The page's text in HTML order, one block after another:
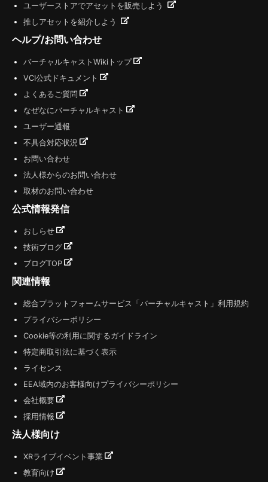
ユーザーストアでアセットを販売しよう
推しアセットを紹介しよう
ヘルプ/お問い合わせ
バーチャルキャストWikiトップ
VCI公式ドキュメント
よくあるご質問
なぜなにバーチャルキャスト
ユーザー通報
不具合対応状況
お問い合わせ
法人様からのお問い合わせ
取材のお問い合わせ
公式情報発信
おしらせ
技術ブログ
ブログTOP
関連情報
総合プラットフォームサービス「バーチャルキャスト」利用規約
プライバシーポリシー
Cookie等の利用に関するガイドライン
特定商取引法に基づく表示
ライセンス
EEA域内のお客様向けプライバシーポリシー
会社概要
採用情報
法人様向け
XRライブイベント事業
教育向け